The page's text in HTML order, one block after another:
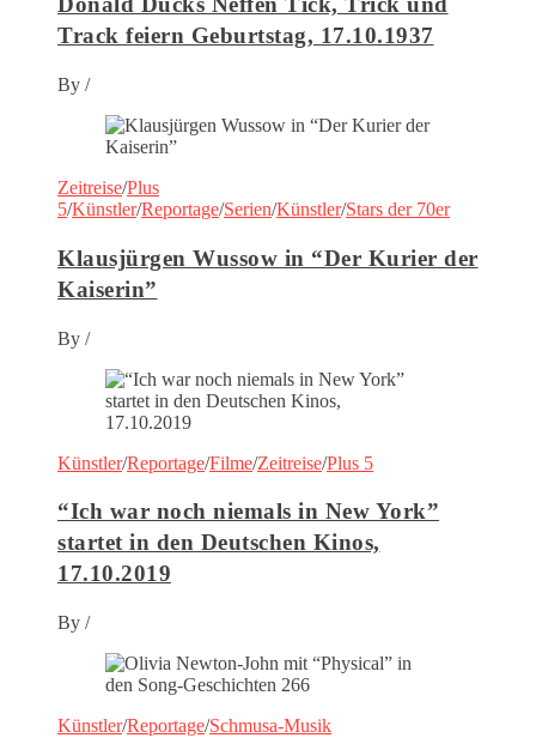
Track feiern Geburtstag, 17.10.1937
By /
Zeitreise/Plus
5/Künstler/Reportage/Serien/Künstler/Stars der 70er
Klausjürgen Wussow in “Der Kurier der
Kaiserin”
By /
Künstler/Reportage/Filme/Zeitreise/Plus 5
“Ich war noch niemals in New York”
startet in den Deutschen Kinos,
17.10.2019
By /
Künstler/Reportage/Schmusa-Musik